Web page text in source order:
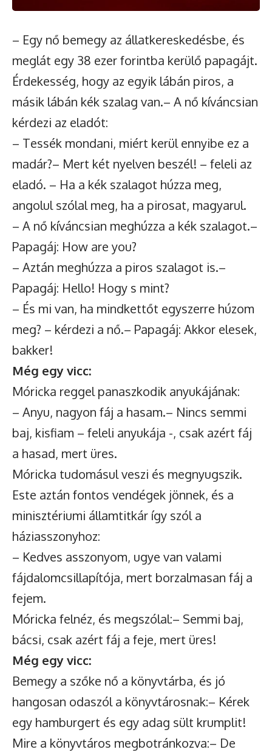
– Egy nő bemegy az állatkereskedésbe, és
meglát egy 38 ezer forintba kerülő papagájt.
Érdekesség, hogy az egyik lábán piros, a
másik lábán kék szalag van.– A nő kíváncsian
kérdezi az eladót:
– Tessék mondani, miért kerül ennyibe ez a
madár?– Mert két nyelven beszél! – feleli az
eladó. – Ha a kék szalagot húzza meg,
angolul szólal meg, ha a pirosat, magyarul.
– A nő kíváncsian meghúzza a kék szalagot.–
Papagáj: How are you?
– Aztán meghúzza a piros szalagot is.–
Papagáj: Hello! Hogy s mint?
– És mi van, ha mindkettőt egyszerre húzom
meg? – kérdezi a nő.– Papagáj: Akkor elesek,
bakker!
Még egy vicc:
Móricka reggel panaszkodik anyukájának:
– Anyu, nagyon fáj a hasam.– Nincs semmi
baj, kisfiam – feleli anyukája -, csak azért fáj
a hasad, mert üres.
Móricka tudomásul veszi és megnyugszik.
Este aztán fontos vendégek jönnek, és a
minisztériumi államtitkár így szól a
háziasszonyhoz:
– Kedves asszonyom, ugye van valami
fájdalomcsillapítója, mert borzalmasan fáj a
fejem.
Móricka felnéz, és megszólal:– Semmi baj,
bácsi, csak azért fáj a feje, mert üres!
Még egy vicc:
Bemegy a szőke nő a könyvtárba, és jó
hangosan odaszól a könyvtárosnak:– Kérek
egy hamburgert és egy adag sült krumplit!
Mire a könyvtáros megbotránkozva:– De